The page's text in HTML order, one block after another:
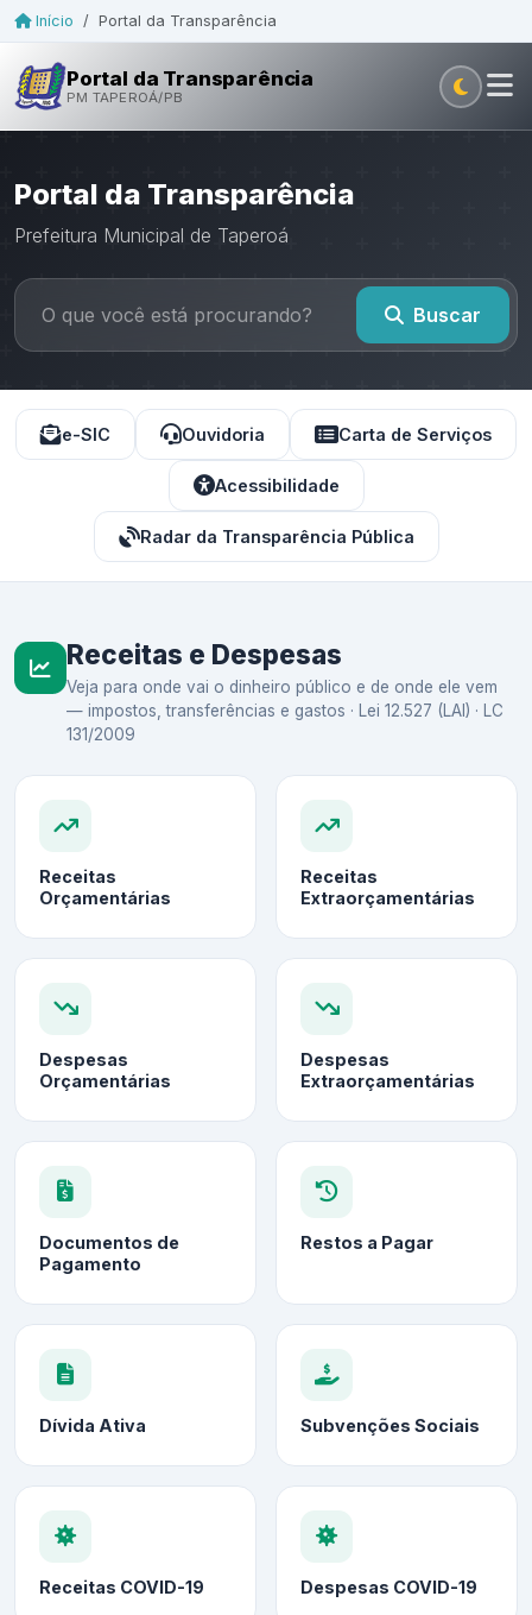
Início / Portal da Transparência
Portal da Transparência
PM TAPEROÁ/PB
Portal da Transparência
Prefeitura Municipal de Taperoá
Buscar
e-SIC Ouvidoria Carta de Serviços
Acessibilidade
Radar da Transparência Pública
Receitas e Despesas
Veja para onde vai o dinheiro público e de onde ele vem
— impostos, transferências e gastos · Lei 12.527 (LAI) · LC
131/2009
Receitas
Orçamentárias
Receitas
Extraorçamentárias
Despesas
Orçamentárias
Despesas
Extraorçamentárias
Documentos de
Pagamento
Restos a Pagar
Dívida Ativa Subvenções Sociais
Receitas COVID-19 Despesas COVID-19